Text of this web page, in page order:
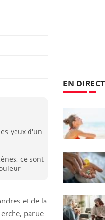
yeux d'un
ce sont
et de la
parue
EN DIRECT
: ces polluants
influencer le
enfants
: pourquoi le
reconnaît-il les
autrement ?